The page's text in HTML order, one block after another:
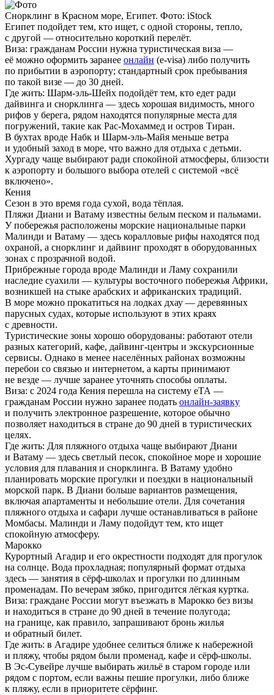
Снорклинг в Красном море, Египет. Фото: iStock
Египет подойдет тем, кто ищет, с одной стороны, тепло,
с другой — относительно короткий перелёт.
Виза: гражданам России нужна туристическая виза —
её можно оформить заранее онлайн (e-visa) либо получить
по прибытии в аэропорту; стандартный срок пребывания
по такой визе — до 30 дней.
Где жить: Шарм-эль-Шейх подойдёт тем, кто едет ради
дайвинга и снорклинга — здесь хорошая видимость, много
рифов у берега, рядом находятся популярные места для
погружений, такие как Рас-Мохаммед и остров Тиран.
В бухтах вроде Набк и Шарм-эль-Майя меньше ветра
и удобный заход в море, что важно для отдыха с детьми.
Хургаду чаще выбирают ради спокойной атмосферы, близости
к аэропорту и большого выбора отелей с системой «всё
включено».
Кения
Сезон в это время года сухой, вода тёплая.
Пляжи Диани и Ватаму известны белым песком и пальмами.
У побережья расположены морские национальные парки
Малинди и Ватаму — здесь коралловые рифы находятся под
охраной, а снорклинг и дайвинг проходят в оборудованных
зонах с прозрачной водой.
Прибрежные города вроде Малинди и Ламу сохранили
наследие суахили — культуры восточного побережья Африки,
возникшей на стыке арабских и африканских традиций.
В море можно прокатиться на лодках дхау — деревянных
парусных судах, которые используют в этих краях
с древности.
Туристические зоны хорошо оборудованы: работают отели
разных категорий, кафе, дайвинг-центры и экскурсионные
сервисы. Однако в менее населённых районах возможны
перебои со связью и интернетом, а карты принимают
не везде — лучше заранее уточнять способы оплаты.
Виза: с 2024 года Кения перешла на систему eTA —
гражданам России нужно заранее подать онлайн-заявку
и получить электронное разрешение, которое обычно
позволяет находиться в стране до 90 дней в туристических
целях.
Где жить: Для пляжного отдыха чаще выбирают Диани
и Ватаму — здесь светлый песок, спокойное море и хорошие
условия для плавания и снорклинга. В Ватаму удобно
планировать морские прогулки и поездки в национальный
морской парк. В Диани больше вариантов размещения,
включая апартаменты и небольшие отели. Для сочетания
пляжного отдыха и сафари лучше останавливаться в районе
Момбасы. Малинди и Ламу подойдут тем, кто ищет
спокойную атмосферу.
Марокко
Курортный Агадир и его окрестности подходят для прогулок
на солнце. Вода прохладная; популярный формат отдыха
здесь — занятия в сёрф-школах и прогулки по длинным
променадам. По вечерам зябко, пригодится лёгкая куртка.
Виза: граждане России могут въезжать в Марокко без визы
и находиться в стране до 90 дней в течение полугода;
на границе, как правило, запрашивают бронь жилья
и обратный билет.
Где жить: в Агадире удобнее селиться ближе к набережной
и пляжу, чтобы рядом были променад, кафе и сёрф-школы.
В Эс-Сувейре лучше выбирать жильё в старом городе или
рядом с портом, если важны пешие прогулки, либо ближе
к пляжу, если в приоритете сёрфинг.